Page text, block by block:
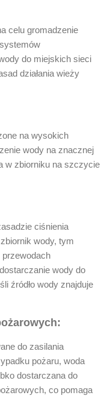
celu gromadzenie
do miejskich sieci
działania wieży
na wysokich
wody na znacznej
w zbiorniku na szczycie
ciśnienia
wody, tym
wody do
źródło wody znajduje
do zasilania
pożaru, woda
dostarczana do
co pomaga